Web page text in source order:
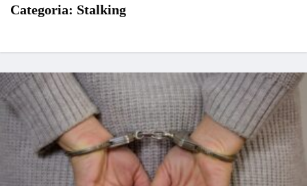
Categoria: Stalking